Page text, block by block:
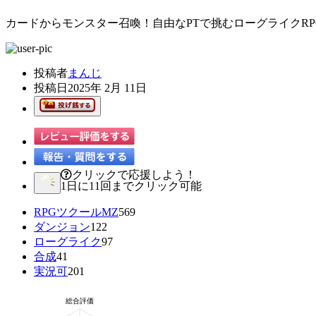
カードからモンスター召喚！自由なPTで挑むローグライク
投稿者まんじ
投稿日 2025年 2月 11日
クリックで応援しよう！
1日に11回までクリック可能
RPGツクールMZ569
ダンジョン122
ローグライク97
合成41
実況可201